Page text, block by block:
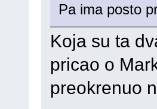
Pa ima posto
Koja su ta
pricao o
preokrenuo